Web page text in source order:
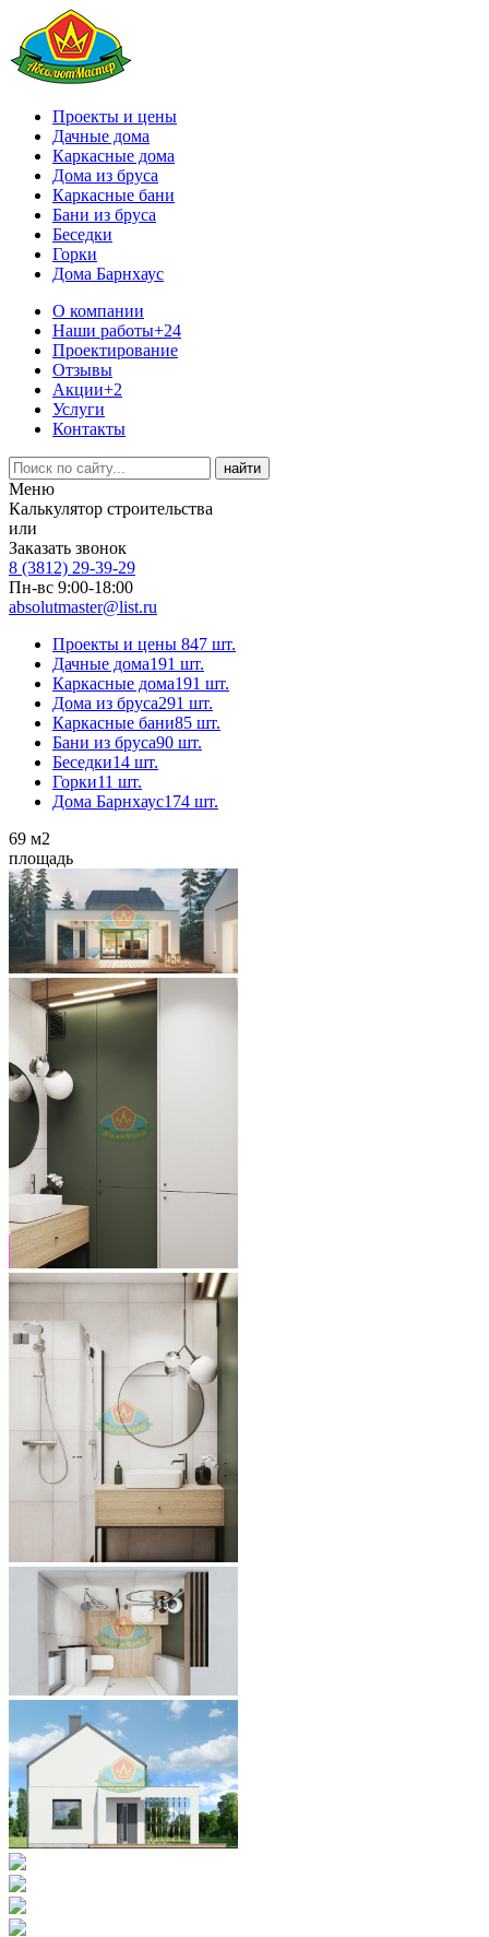
Проекты и цены
Дачные дома
Каркасные дома
Дома из бруса
Каркасные бани
Бани из бруса
Беседки
Горки
Дома Барнхаус
О компании
Наши работы+24
Проектирование
Отзывы
Акции+2
Услуги
Контакты
Меню
Калькулятор строительства
или
Заказать звонок
8 (3812) 29-39-29
Пн-вс 9:00-18:00
absolutmaster@list.ru
Проекты и цены 847 шт.
Дачные дома191 шт.
Каркасные дома191 шт.
Дома из бруса291 шт.
Каркасные бани85 шт.
Бани из бруса90 шт.
Беседки14 шт.
Горки11 шт.
Дома Барнхаус174 шт.
69 м2
площадь